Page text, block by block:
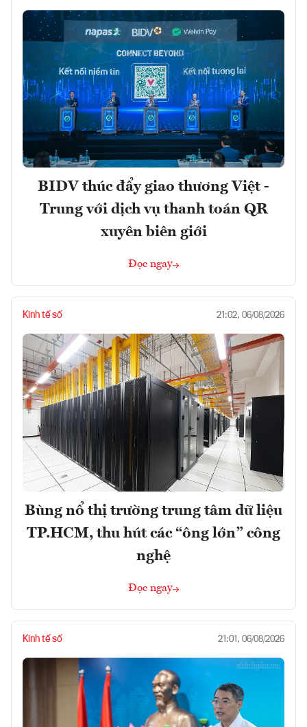
BIDV thúc đẩy giao thương Việt -
Trung với dịch vụ thanh toán QR
xuyên biên giới
Đọc ngay
Kinh tế số 21:02, 06/08/2026
Bùng nổ thị trường trung tâm dữ liệu
TP.HCM, thu hút các “ông lớn” công
nghệ
Đọc ngay
Kinh tế số 21:01, 06/08/2026